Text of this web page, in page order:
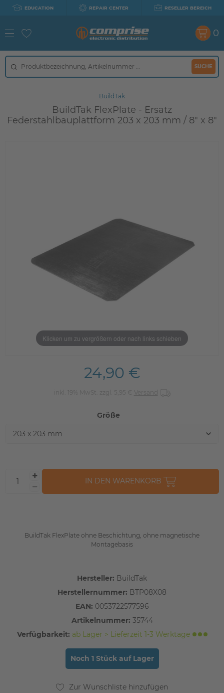
EDUCATION REPAIR CENTER RESELLER BEREICH
SUCHE
0
BuildTak
BuildTak FlexPlate - Ersatz
Federstahlbauplattform 203 x 203 mm / 8" x 8"
Klicken um zu vergrößern oder nach links schieben
BuildTak FlexPlate ohne Beschichtung, ohne magnetische
Montagebasis
Hersteller: BuildTak
Herstellernummer: BTP08X08
EAN: 0053722577596
Artikelnummer: 35744
Verfügbarkeit: ab Lager > Lieferzeit 1-3 Werktage
Noch 1 Stück auf Lager
24,90 €
inkl. 19% MwSt. zzgl. 5,95 € Versand
Größe
IN DEN WARENKORB